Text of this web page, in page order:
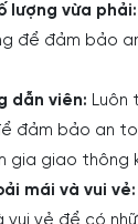
lượng vừa phải:
để đảm bảo
dẫn viên: Luôn
đảm bảo an
gia giao thông
mái và vui vẻ:
vui vẻ để có